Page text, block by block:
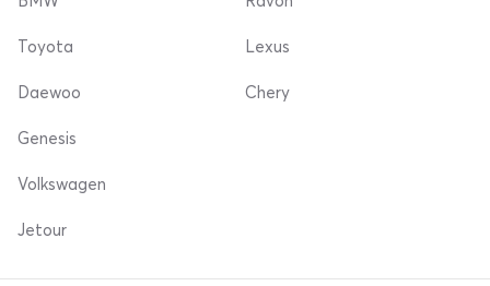
Toyota
Daewoo
Lexus
Chery
Genesis
Volkswagen
Jetour